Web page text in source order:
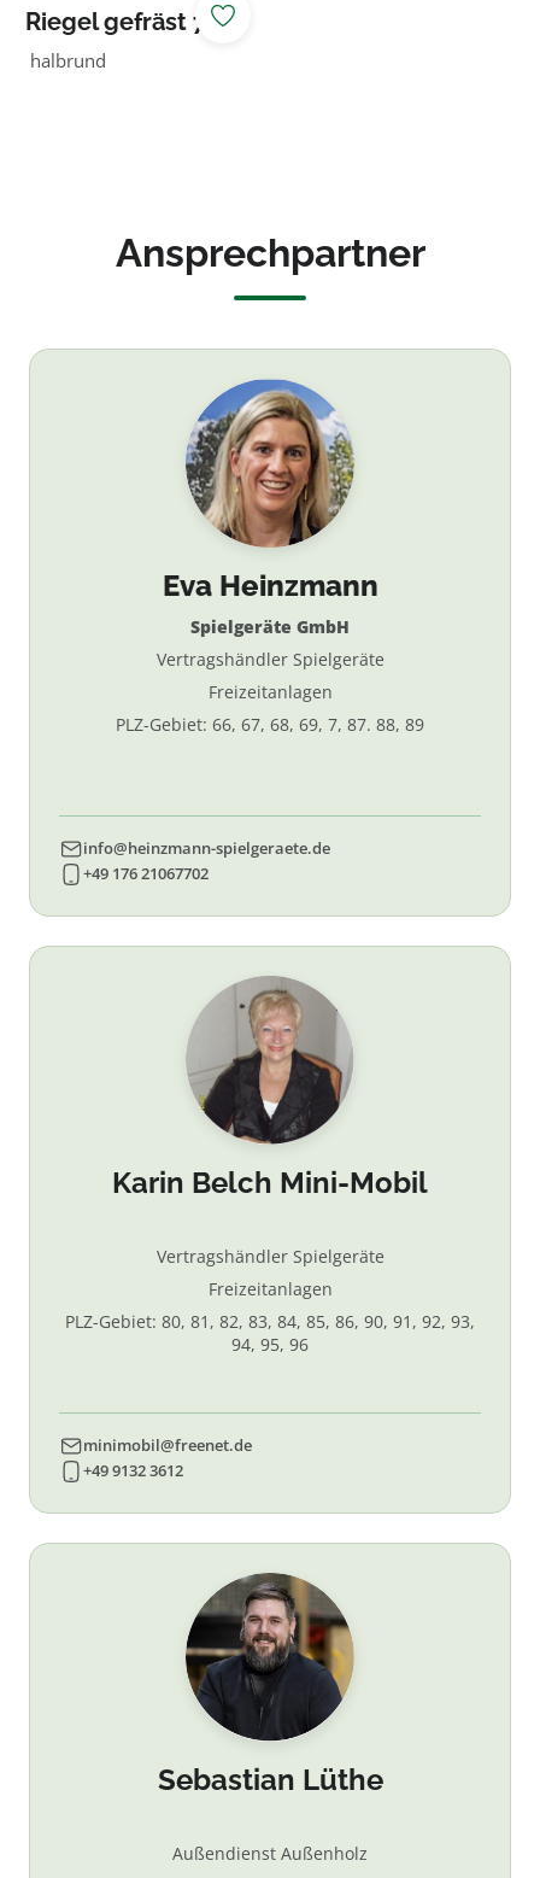
Riegel gefräst 70
NADELHOLZ KDI
halbrund
Ansprechpartner
Eva Heinzmann
Spielgeräte GmbH
Vertragshändler Spielgeräte
Freizeitanlagen
PLZ-Gebiet: 66, 67, 68, 69, 7, 87. 88, 89
info@heinzmann-spielgeraete.de
+49 176 21067702
Karin Belch Mini-Mobil
Vertragshändler Spielgeräte
Freizeitanlagen
PLZ-Gebiet: 80, 81, 82, 83, 84, 85, 86, 90, 91, 92, 93,
94, 95, 96
minimobil@freenet.de
+49 9132 3612
Sebastian Lüthe
Außendienst Außenholz